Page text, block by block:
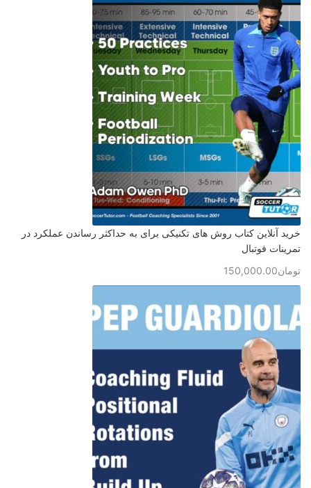
خرید آنلاین کتاب روش های تکنیکی برای به حداکثر رساندن عملکرد در
تمرینات فوتبال
تومان150,000.00